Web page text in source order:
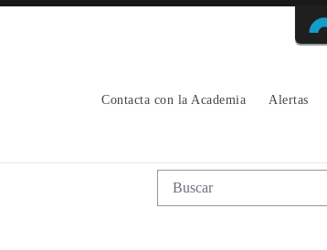
Contacta con la Academia Alertas
Búsqueda web